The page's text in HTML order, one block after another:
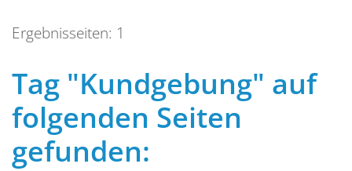
Ergebnisseiten: 1
Tag "Kundgebung" auf
folgenden Seiten
gefunden: